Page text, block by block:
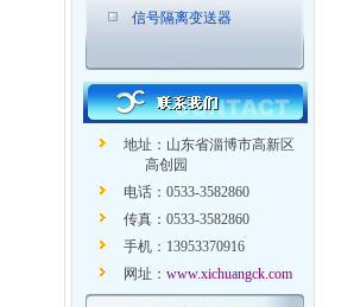
信号隔离变送器
地址：山东省淄博市高新区
高创园
电话：0533-3582860
传真：0533-3582860
手机：13953370916
网址： www.xichuangck.com